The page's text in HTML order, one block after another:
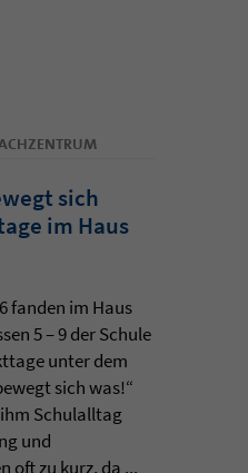
sich
im Haus
fanden im Haus
5 – 9 der Schule
unter dem
sich was!“
Schulalltag
und
oft zu kurz, da ...